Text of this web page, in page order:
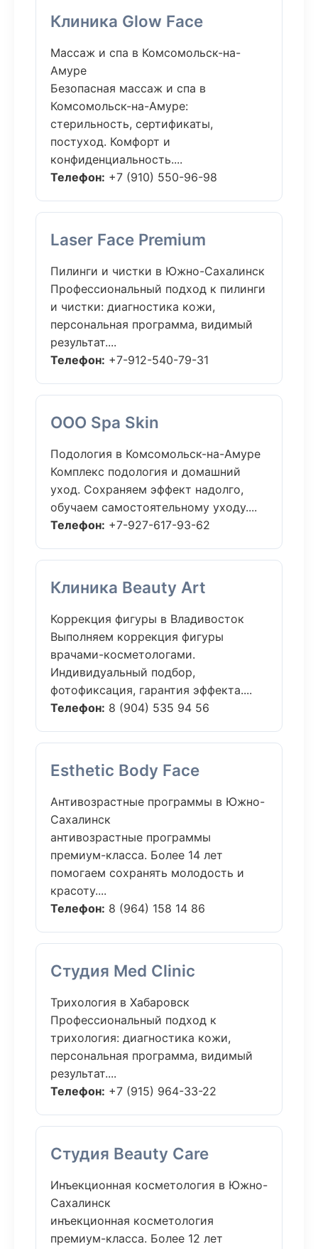
Клиника Glow Face
Массаж и спа в Комсомольск-на-
Амуре
Безопасная массаж и спа в
Комсомольск-на-Амуре:
стерильность, сертификаты,
постуход. Комфорт и
конфиденциальность....
Телефон: +7 (910) 550-96-98
Laser Face Premium
Пилинги и чистки в Южно-Сахалинск
Профессиональный подход к пилинги
и чистки: диагностика кожи,
персональная программа, видимый
результат....
Телефон: +7-912-540-79-31
ООО Spa Skin
Подология в Комсомольск-на-Амуре
Комплекс подология и домашний
уход. Сохраняем эффект надолго,
обучаем самостоятельному уходу....
Телефон: +7-927-617-93-62
Клиника Beauty Art
Коррекция фигуры в Владивосток
Выполняем коррекция фигуры
врачами-косметологами.
Индивидуальный подбор,
фотофиксация, гарантия эффекта....
Телефон: 8 (904) 535 94 56
Esthetic Body Face
Антивозрастные программы в Южно-
Сахалинск
антивозрастные программы
премиум-класса. Более 14 лет
помогаем сохранять молодость и
красоту....
Телефон: 8 (964) 158 14 86
Студия Med Clinic
Трихология в Хабаровск
Профессиональный подход к
трихология: диагностика кожи,
персональная программа, видимый
результат....
Телефон: +7 (915) 964-33-22
Студия Beauty Care
Инъекционная косметология в Южно-
Сахалинск
инъекционная косметология
премиум-класса. Более 12 лет